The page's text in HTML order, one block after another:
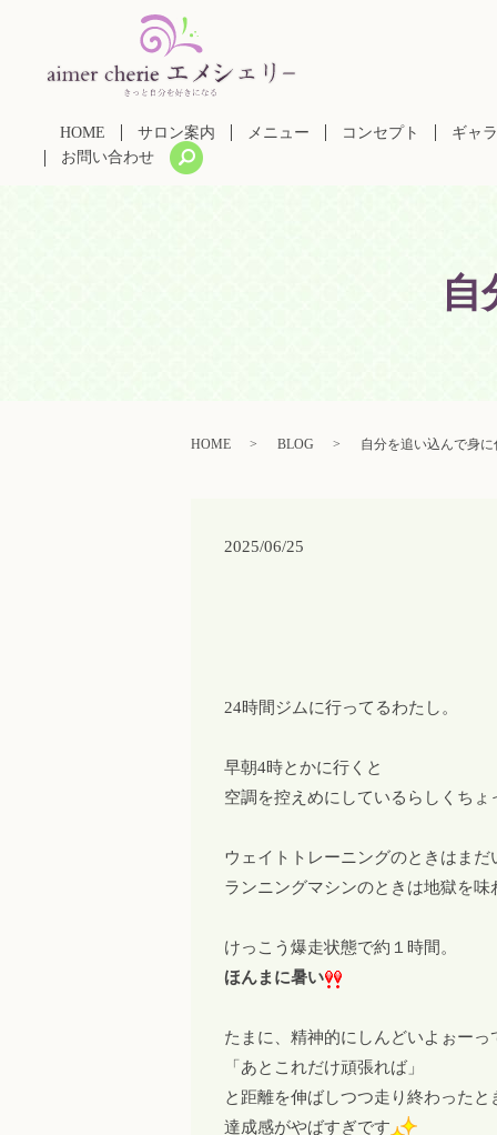
HOME サロン案内 メニュー コンセプト ギャ
お問い合わせ
自
HOME BLOG 自分を追い込んで身
2025/06/25
24時間ジムに行ってるわたし。
早朝4時とかに行くと
空調を控えめにしているらしくちょ
ウェイトトレーニングのときはまだ
ランニングマシンのときは地獄を味
けっこう爆走状態で約１時間。
ほんまに暑い
たまに、精神的にしんどいよぉーっ
「あとこれだけ頑張れば」
と距離を伸ばしつつ走り終わったと
達成感がやばすぎです